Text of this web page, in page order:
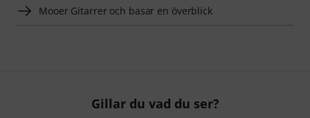
Mooer Gitarrer och basar en överblick
Gillar du vad du ser?